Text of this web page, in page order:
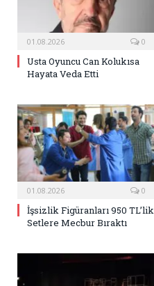
01.08.2026 0
Usta Oyuncu Can Kolukısa
Hayata Veda Etti
01.08.2026 0
İşsizlik Figüranları 950 TL’lik
Setlere Mecbur Bıraktı